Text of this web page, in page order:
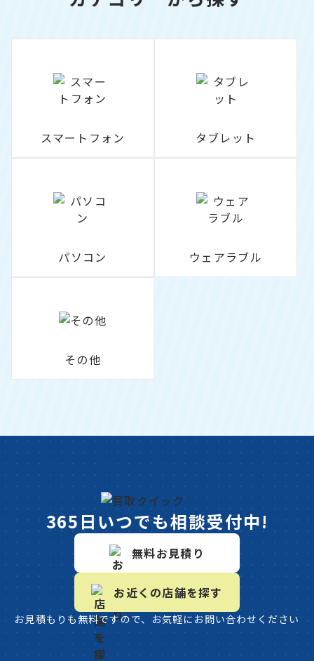
スマートフォン タブレット
パソコン ウェアラブル
その他
365日いつでも相談受付中!
無料お見積り
お近くの店舗を探す
お見積もりも無料ですので、お気軽にお問い合わせください